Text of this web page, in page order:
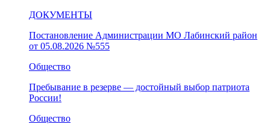
ДОКУМЕНТЫ
Постановление Администрации МО Лабинский район
от 05.08.2026 №555
Общество
Пребывание в резерве — достойный выбор патриота
России!
Общество